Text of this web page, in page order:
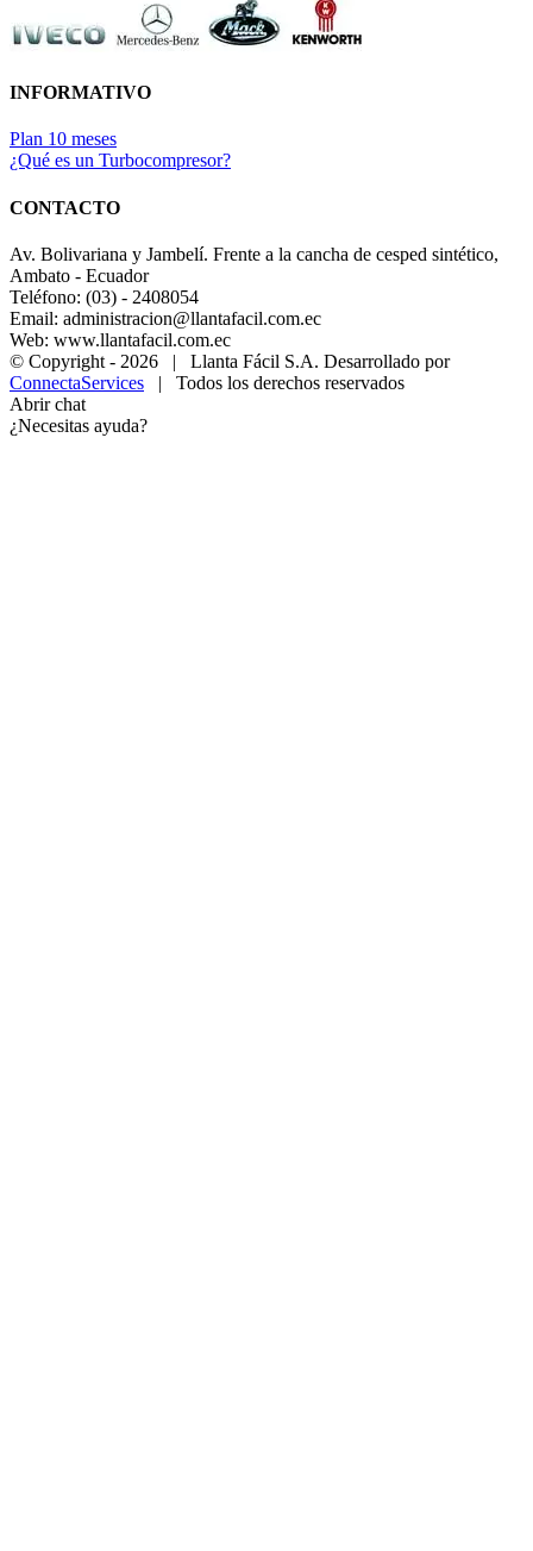
INFORMATIVO
Plan 10 meses
¿Qué es un Turbocompresor?
CONTACTO
Av. Bolivariana y Jambelí. Frente a la cancha de cesped sintético,
Ambato - Ecuador
Teléfono: (03) - 2408054
Email: administracion@llantafacil.com.ec
Web: www.llantafacil.com.ec
© Copyright - 2026 | Llanta Fácil S.A. Desarrollado por
ConnectaServices | Todos los derechos reservados
Abrir chat
¿Necesitas ayuda?